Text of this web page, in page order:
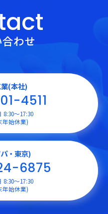
わせ
(本社)
4511
8:30〜17:30
年始休業)
・東京)
6875
8:30〜17:30
年始休業)